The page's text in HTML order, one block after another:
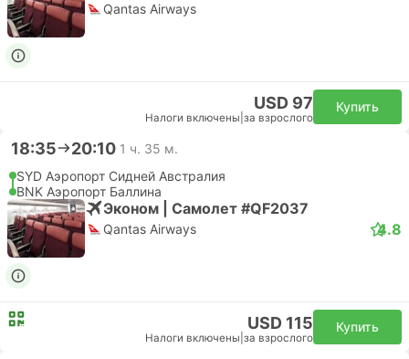
Qantas Airways
USD 97
Налоги включены за взрослого
Купить
18:35 20:10 1 ч. 35 м.
SYD Аэропорт Сидней Австралия
BNK Аэропорт Баллина
Эконом | Самолет #QF2037
Qantas Airways 4.8
USD 115
Налоги включены за взрослого
Купить